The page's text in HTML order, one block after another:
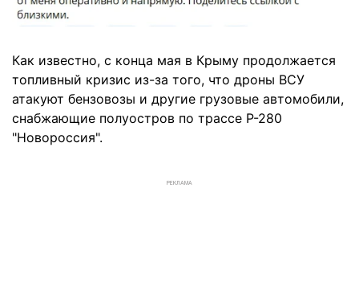
Как известно, с конца мая в Крыму продолжается
топливный кризис из-за того, что дроны ВСУ
атакуют бензовозы и другие грузовые автомобили,
снабжающие полуостров по трассе Р-280
"Новороссия".
РЕКЛАМА